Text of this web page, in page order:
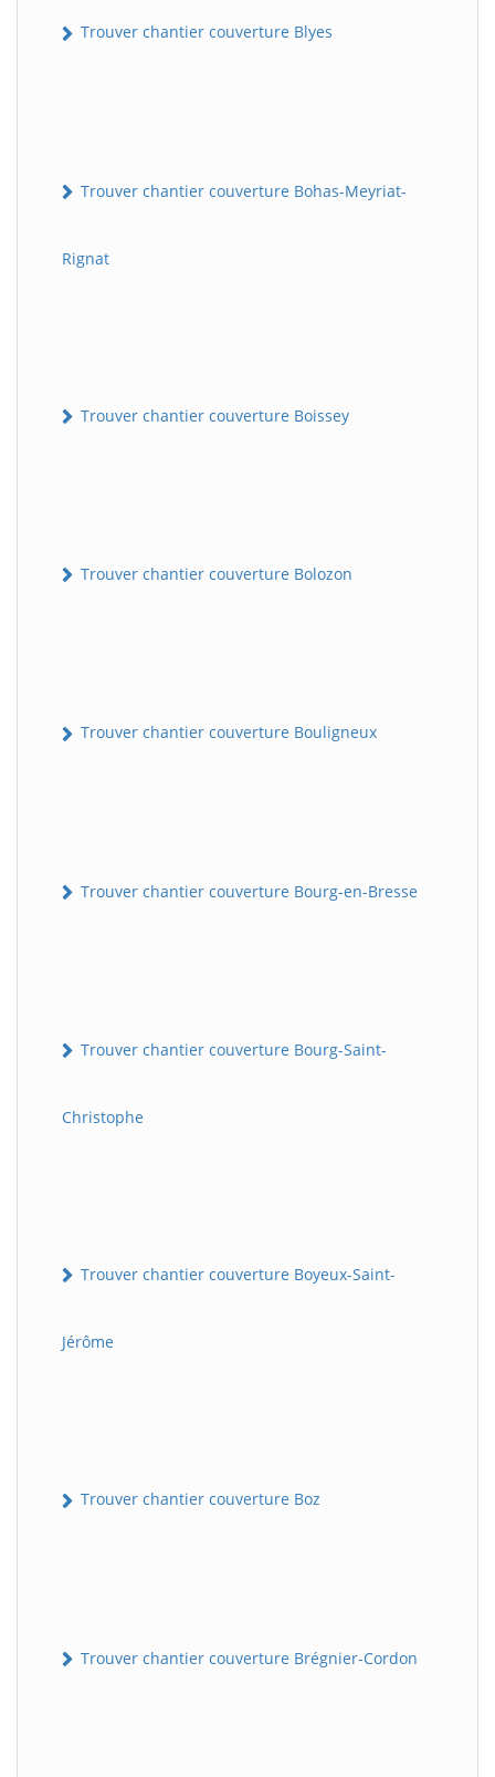
Trouver chantier couverture Blyes
Trouver chantier couverture Bohas-Meyriat-
Rignat
Trouver chantier couverture Boissey
Trouver chantier couverture Bolozon
Trouver chantier couverture Bouligneux
Trouver chantier couverture Bourg-en-Bresse
Trouver chantier couverture Bourg-Saint-
Christophe
Trouver chantier couverture Boyeux-Saint-
Jérôme
Trouver chantier couverture Boz
Trouver chantier couverture Brégnier-Cordon